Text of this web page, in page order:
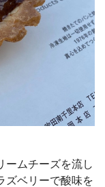
ームチーズを流し
ズベリーで酸味を